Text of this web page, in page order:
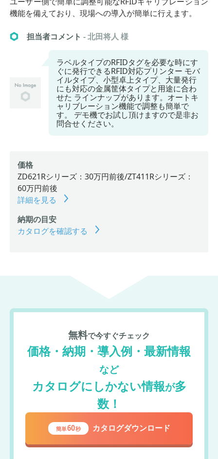
機能を備えており、現場への導入が簡単に行えます。
担当者コメント - 北田将人 様
ラベルタイプのRFIDタグを必要な時にす
ぐに発行できるRFID対応プリンター モバ
イルタイプ、小型卓上タイプ、大量発行
にも対応の金属筐体タイプと用途に合わ
せた ラインナップがあります。オートキ
ャリブレーション機能で調整も簡単で
す。 デモ機でお試し頂けますので是非お
問合せください。
価格
ZD621Rシリーズ：30万円前後/ZT411Rシリーズ：
60万円前後
詳細を見る
納期の目安
カタログを確認する
無料で今すぐチェック
価格・納期・導入例・最新情報
など
カタログにしかない情報が多
数！
簡単60秒 カタログダウンロード